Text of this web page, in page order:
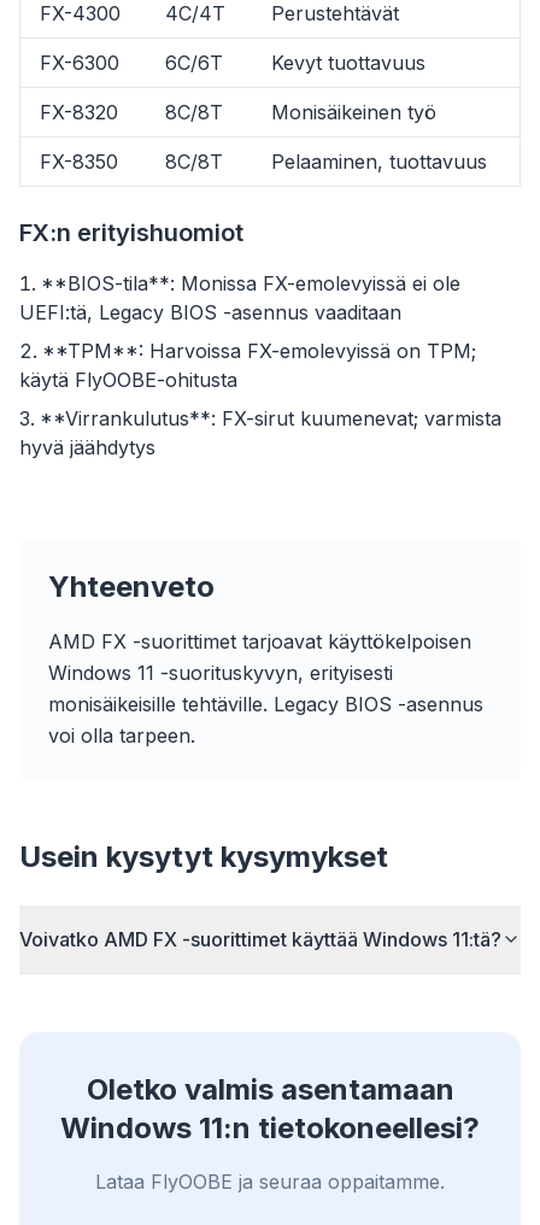
FX-4300 4C/4T Perustehtävät
FX-6300 6C/6T Kevyt tuottavuus
FX-8320 8C/8T Monisäikeinen työ
FX-8350 8C/8T Pelaaminen, tuottavuus
FX:n erityishuomiot
**BIOS-tila**: Monissa FX-emolevyissä ei ole
UEFI:tä, Legacy BIOS -asennus vaaditaan
**TPM**: Harvoissa FX-emolevyissä on TPM;
käytä FlyOOBE-ohitusta
**Virrankulutus**: FX-sirut kuumenevat; varmista
hyvä jäähdytys
Yhteenveto
AMD FX -suorittimet tarjoavat käyttökelpoisen
Windows 11 -suorituskyvyn, erityisesti
monisäikeisille tehtäville. Legacy BIOS -asennus
voi olla tarpeen.
Usein kysytyt kysymykset
Voivatko AMD FX -suorittimet käyttää Windows 11:tä?
Oletko valmis asentamaan
Windows 11:n tietokoneellesi?
Lataa FlyOOBE ja seuraa oppaitamme.
flyoobe
Up to 3× faster
Smart prefetch and cache rules cut page load
times across every site you visit.
once, optimize them all.